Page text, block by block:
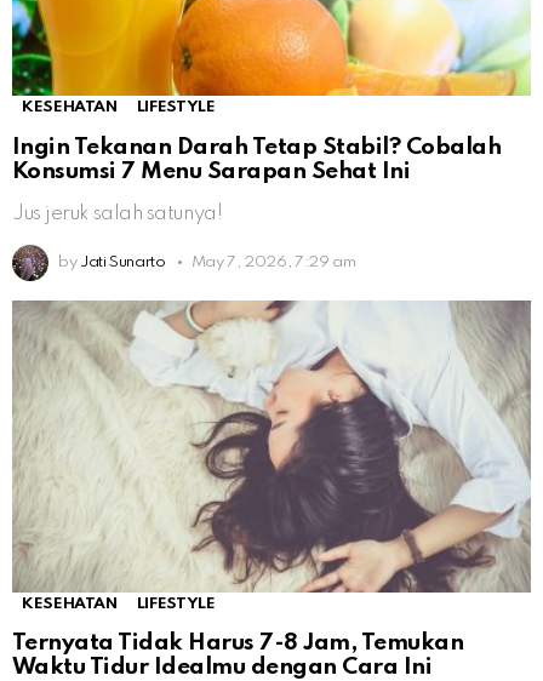
KESEHATAN LIFESTYLE
Ingin Tekanan Darah Tetap Stabil? Cobalah
Konsumsi 7 Menu Sarapan Sehat Ini
Jus jeruk salah satunya!
by Jati Sunarto May 7, 2026, 7:29 am
KESEHATAN LIFESTYLE
Ternyata Tidak Harus 7-8 Jam, Temukan
Waktu Tidur Idealmu dengan Cara Ini